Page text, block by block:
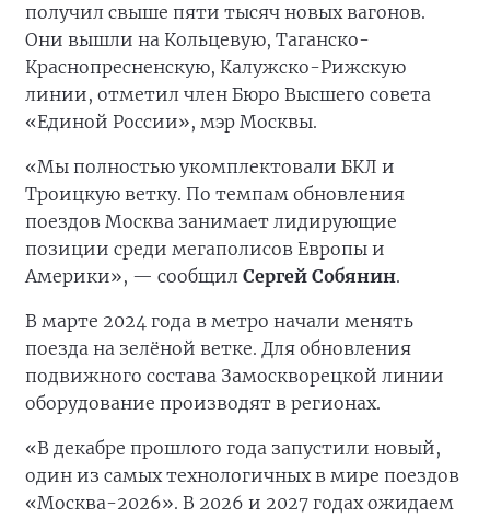
получил свыше пяти тысяч новых вагонов.
Они вышли на Кольцевую, Таганско-
Краснопресненскую, Калужско-Рижскую
линии, отметил член Бюро Высшего совета
«Единой России», мэр Москвы.
«Мы полностью укомплектовали БКЛ и
Троицкую ветку. По темпам обновления
поездов Москва занимает лидирующие
позиции среди мегаполисов Европы и
Америки», — сообщил Сергей Собянин.
В марте 2024 года в метро начали менять
поезда на зелёной ветке. Для обновления
подвижного состава Замоскворецкой линии
оборудование производят в регионах.
«В декабре прошлого года запустили новый,
один из самых технологичных в мире поездов
«Москва-2026». В 2026 и 2027 годах ожидаем